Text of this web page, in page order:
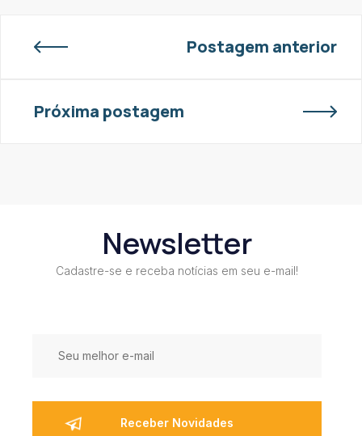
Postagem anterior
Próxima postagem
Newsletter
Cadastre-se e receba notícias em seu e-mail!